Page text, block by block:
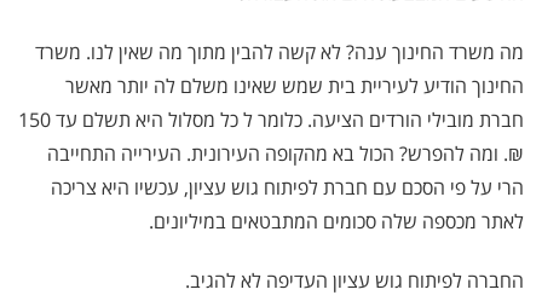
מה משרד החינוך ענה? לא קשה להבין מתוך מה שאין לנו. משרד
החינוך הודיע לעיריית בית שמש שאינו משלם לה יותר מאשר
חברת מובילי הורדים הציעה. כלומר ל כל מסלול היא תשלם עד 150
₪. ומה להפרש? הכול בא מהקופה העירונית. העירייה התחייבה
הרי על פי הסכם עם חברת לפיתוח גוש עציון, עכשיו היא צריכה
לאתר מכספה שלה סכומים המתבטאים במיליונים.
החברה לפיתוח גוש עציון העדיפה לא להגיב.